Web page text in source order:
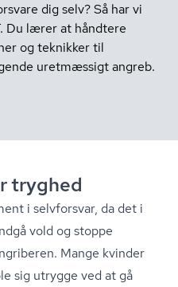
dig selv? Så har vi
Du lærer at håndtere
og teknikker til
uretmæssigt angreb.
tryghed
i selvforsvar, da det i
vold og stoppe
Mange kvinder
sig utrygge ved at gå